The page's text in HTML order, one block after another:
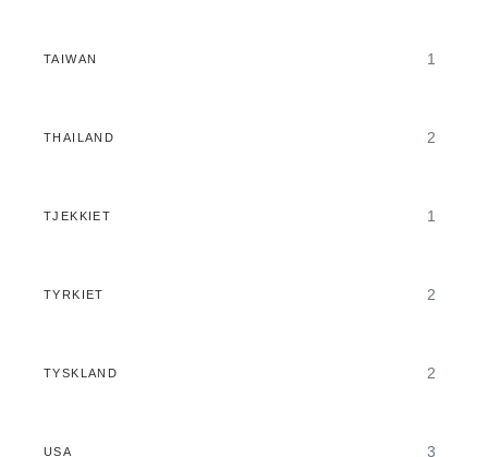
TAIWAN 1
THAILAND 2
TJEKKIET 1
TYRKIET 2
TYSKLAND 2
USA 3